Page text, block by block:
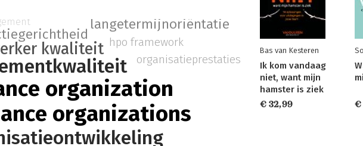
organizations
organization
kwaliteit
langetermijnoriëntatie
hpo framework
organisatieprestaties
Bas van Kesteren
Ik kom vandaag
niet, want mijn
hamster is ziek
€ 32,99
€